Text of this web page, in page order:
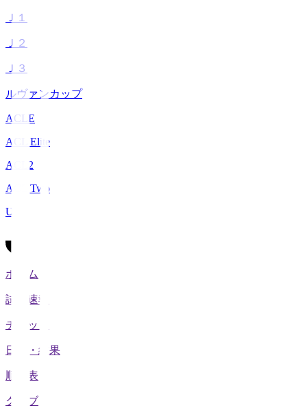
Ｊ１
Ｊ２
Ｊ３
ルヴァンカップ
ACLE
ACL Elite
ACL2
ACL Two
U-21
ホーム
試合速報
チケット
日程・結果
順位表
クラブ